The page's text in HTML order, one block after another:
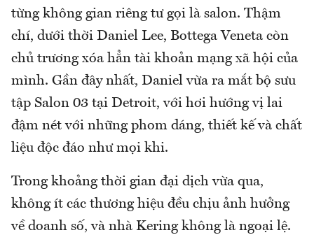
từng không gian riêng tư gọi là salon. Thậm
chí, dưới thời Daniel Lee, Bottega Veneta còn
chủ trương xóa hẳn tài khoản mạng xã hội của
mình. Gần đây nhất, Daniel vừa ra mắt bộ sưu
tập Salon 03 tại Detroit, với hơi hướng vị lai
đậm nét với những phom dáng, thiết kế và chất
liệu độc đáo như mọi khi.
Trong khoảng thời gian đại dịch vừa qua,
không ít các thương hiệu đều chịu ảnh hưởng
về doanh số, và nhà Kering không là ngoại lệ.